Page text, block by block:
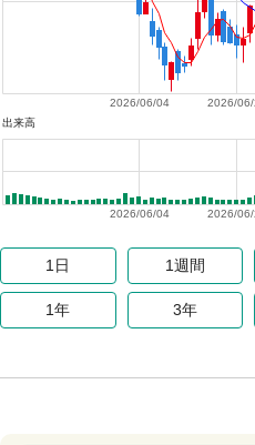
2026/06/
2026/06/04
出来高
2026/06/
2026/06/04
1日 1週間
1年 3年